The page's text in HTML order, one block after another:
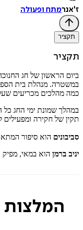
ז'אנרמתח ופעולה
תקציר
תקציר
ביום הראשון של חג
במשטרה. מנהלת בית
כמה מהלכים מכריעים
במהלך שמונת ימי החג כל
תקין של חקירה
סביבונים הוא סיפור
יניב ברמן הוא במאי, מפיק
המלצות